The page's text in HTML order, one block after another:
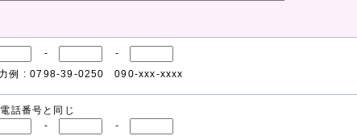
-
-
例 : 0798-39-0250 090-xxx-xxxx
電話番号と同じ
-
-